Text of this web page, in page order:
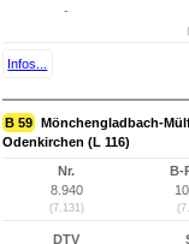
-
Infos...
B 59 Mönchengladbach-
Odenkirchen (L 116)
Nr.
8.940
(7.131)
B-
DTV